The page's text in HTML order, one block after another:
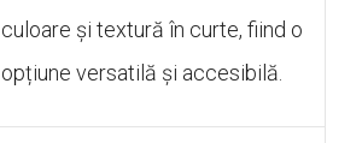
culoare și textură în curte, fiind o
opțiune versatilă și accesibilă.